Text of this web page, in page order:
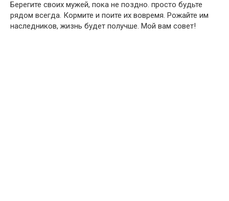
Берегите своих мужей, пока не поздно. просто будьте
рядом всегда. Кормите и поите их вовремя. Рожайте им
наследников, жизнь будет получше. Мой вам совет!